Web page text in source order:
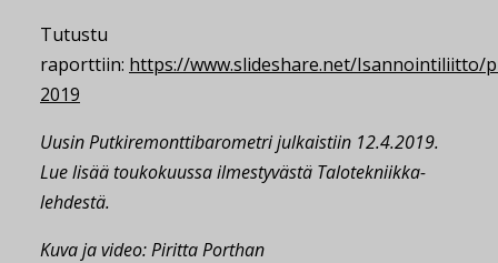
Tutustu
raporttiin: https://www.slideshare.net/
2019
Uusin Putkiremonttibarometri julkaistiin 12.4.2019.
Lue lisää toukokuussa ilmestyvästä Talotekniikka-
lehdestä.
Kuva ja video: Piritta Porthan